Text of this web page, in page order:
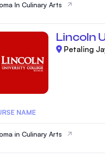
In Culinary Arts
Lincoln
Petaling
NAME
in Culinary Arts